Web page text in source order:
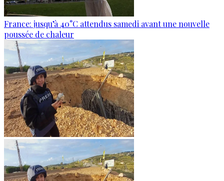
France: jusqu’à 40°C attendus samedi avant une nouvelle
poussée de chaleur